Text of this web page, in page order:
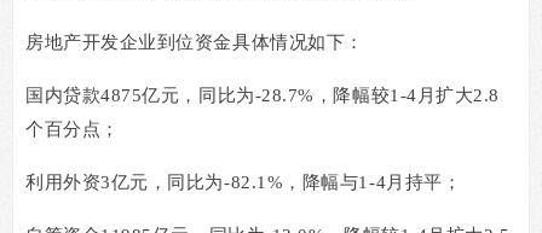
房地产开发企业到位资金具体情况如下：
国内贷款4875亿元，同比为-28.7% ，降幅较1-4 月扩大2.8
个百分点；
利用外资3亿元，同比为-82.1% ，降幅与1-4月持平；